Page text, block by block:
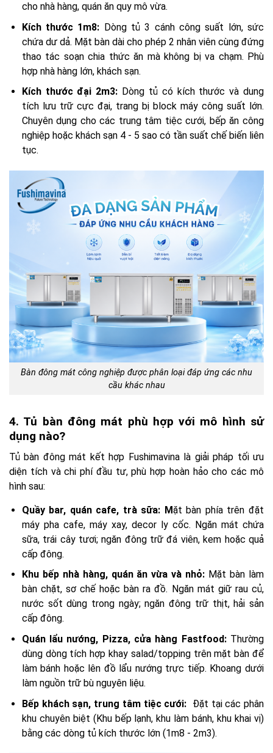
cho nhà hàng, quán ăn quy mô vừa.
Kích thước 1m8: Dòng tủ 3 cánh công suất lớn, sức
chứa dư dả. Mặt bàn dài cho phép 2 nhân viên cùng đứng
thao tác soạn chia thức ăn mà không bị va chạm. Phù
hợp nhà hàng lớn, khách sạn.
Kích thước đại 2m3: Dòng tủ có kích thước và dung
tích lưu trữ cực đại, trang bị block máy công suất lớn.
Chuyên dụng cho các trung tâm tiệc cưới, bếp ăn công
nghiệp hoặc khách sạn 4 - 5 sao có tần suất chế biến liên
tục.
Bàn đông mát công nghiệp được phân loại đáp ứng các nhu
cầu khác nhau
4. Tủ bàn đông mát phù hợp với mô hình sử
dụng nào?
Tủ bàn đông mát kết hợp Fushimavina là giải pháp tối ưu
diện tích và chi phí đầu tư, phù hợp hoàn hảo cho các mô
hình sau:
Quầy bar, quán cafe, trà sữa: Mặt bàn phía trên đặt
máy pha cafe, máy xay, decor ly cốc. Ngăn mát chứa
sữa, trái cây tươi; ngăn đông trữ đá viên, kem hoặc quả
cấp đông.
Khu bếp nhà hàng, quán ăn vừa và nhỏ: Mặt bàn làm
bàn chặt, sơ chế hoặc bàn ra đồ. Ngăn mát giữ rau củ,
nước sốt dùng trong ngày; ngăn đông trữ thịt, hải sản
cấp đông.
Quán lẩu nướng, Pizza, cửa hàng Fastfood:Thường
dùng dòng tích hợp khay salad/topping trên mặt bàn để
làm bánh hoặc lên đồ lẩu nướng trực tiếp. Khoang dưới
làm nguồn trữ bù nguyên liệu.
Bếp khách sạn, trung tâm tiệc cưới: Đặt tại các phân
khu chuyên biệt (Khu bếp lạnh, khu làm bánh, khu khai vị)
bằng các dòng tủ kích thước lớn (1m8 - 2m3).